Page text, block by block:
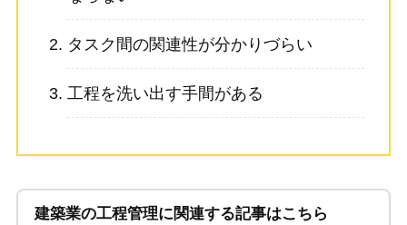
タスク間の関連性が分かりづらい
工程を洗い出す手間がある
建築業の工程管理に関連する記事はこちら